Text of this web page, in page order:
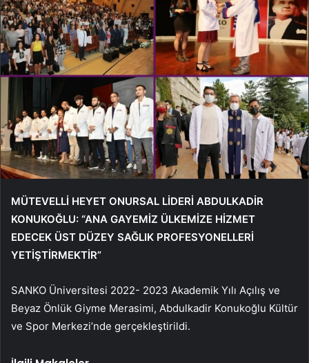
MÜTEVELLİ HEYET ONURSAL LİDERİ ABDULKADİR
KONUKOĞLU: “ANA GAYEMİZ ÜLKEMİZE HİZMET
EDECEK ÜST DÜZEY SAĞLIK PROFESYONELLERİ
YETİŞTİRMEKTİR”
SANKO Üniversitesi 2022- 2023 Akademik Yılı Açılış ve
Beyaz Önlük Giyme Merasimi, Abdulkadir Konukoğlu Kültür
ve Spor Merkezi’nde gerçekleştirildi.